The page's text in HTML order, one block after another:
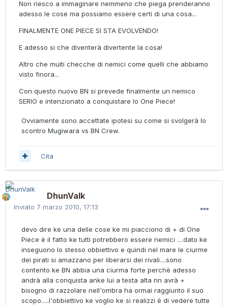
Non riesco a immaginare nemmeno che piega prenderanno
adesso le cose ma possiamo essere certi di una cosa...
FINALMENTE ONE PIECE SI STA EVOLVENDO!
E adesso si che diventerà divertente la cosa!
Altro che multi checche di nemici come quelli che abbiamo
visto finora...
Con questo nuovo BN si prevede finalmente un nemico
SERIO e intenzionato a conquistare lo One Piece!
Ovviamente sono accettate ipotesi su come si svolgerà lo
scontro Mugiwara vs BN Crew.
Cita
DhunValk
Inviato 7 marzo 2010, 17:13
devo dire ke una delle cose ke mi piacciono di + di One
Piece è il fatto ke tutti potrebbero essere nemici ....dato ke
inseguono lo stesso obbiettivo e quindi nel mare le ciurme
dei pirati si amazzano per liberarsi dei rivali....sono
contento ke BN abbia una ciurma forte perchè adesso
andrà alla conquista anke lui a testa alta nn avrà +
bisogno di razzolare nell'ombra ha ormai raggiunto il suo
scopo.....l'obbiettivo ke voglio ke si realizzi è di vedere tutte